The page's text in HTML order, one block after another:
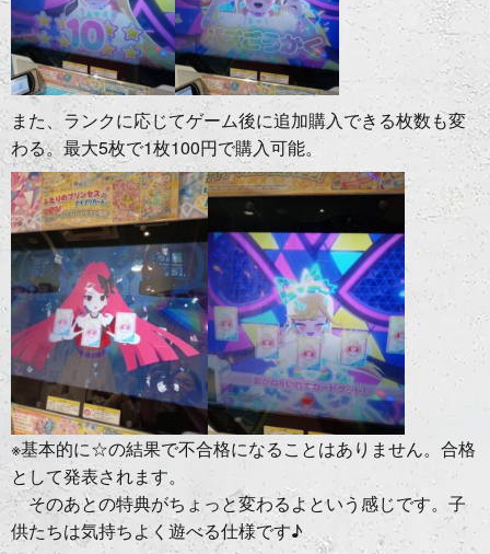
また、ランクに応じてゲーム後に追加購入できる枚数も変
わる。最大5枚で1枚100円で購入可能。
※基本的に☆の結果で不合格になることはありません。合格
として発表されます。
そのあとの特典がちょっと変わるよという感じです。子
供たちは気持ちよく遊べる仕様です♪